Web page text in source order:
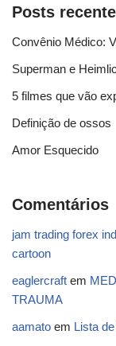
Posts
Convênio Médico:
Superman e
5 filmes que vão
Definição de ossos
Amor Esquecido
Comentários
jam trading forex
cartoon
eaglercraft em
TRAUMA
aamato em Lista